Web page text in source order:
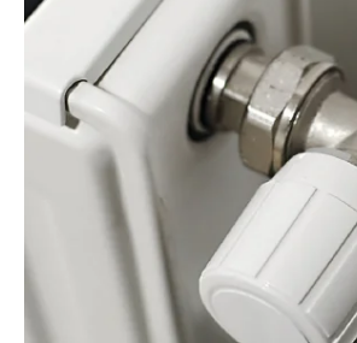
Технология Powershiſt
оребрение на коллекторе
биметаллических
Powershift© — одна из таких технологий,
в алюминиевых и биметаллических
Thermo. Дополнительное оребрение на
коллекторе секций радиатора
радиатора на5
%. Такое решение
обогреть помещение, а также делает
Thermo более экономичными при том же